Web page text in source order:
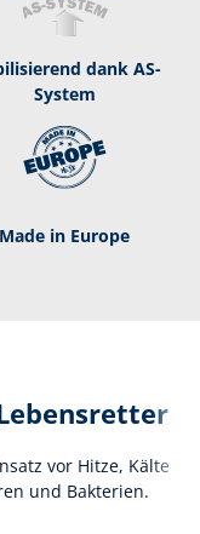
dank AS-
System
Made in Europe
vor Hitze, Kälte
und Bakterien.